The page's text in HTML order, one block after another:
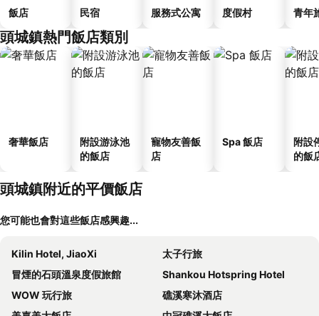
飯店 民宿 服務式公寓 度假村 青年
頭城鎮熱門飯店類別
奢華飯店
附設游泳池
的飯店
寵物友善飯
店
Spa 飯店
附設
的飯
頭城鎮附近的平價飯店
您可能也會對這些飯店感興趣...
Kilin Hotel, JiaoXi
太子行旅
冒煙的石頭溫泉度假旅館
Shankou Hotspring Hotel
WOW 玩行旅
礁溪寒沐酒店